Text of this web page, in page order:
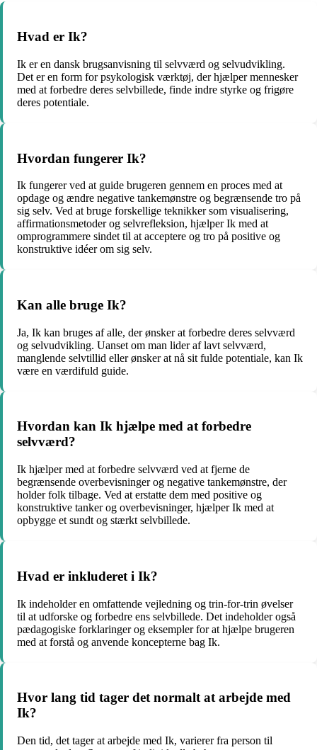
Hvad er Ik?
Ik er en dansk brugsanvisning til selvværd og selvudvikling.
Det er en form for psykologisk værktøj, der hjælper mennesker
med at forbedre deres selvbillede, finde indre styrke og frigøre
deres potentiale.
Hvordan fungerer Ik?
Ik fungerer ved at guide brugeren gennem en proces med at
opdage og ændre negative tankemønstre og begrænsende tro på
sig selv. Ved at bruge forskellige teknikker som visualisering,
affirmationsmetoder og selvrefleksion, hjælper Ik med at
omprogrammere sindet til at acceptere og tro på positive og
konstruktive idéer om sig selv.
Kan alle bruge Ik?
Ja, Ik kan bruges af alle, der ønsker at forbedre deres selvværd
og selvudvikling. Uanset om man lider af lavt selvværd,
manglende selvtillid eller ønsker at nå sit fulde potentiale, kan Ik
være en værdifuld guide.
Hvordan kan Ik hjælpe med at forbedre
selvværd?
Ik hjælper med at forbedre selvværd ved at fjerne de
begrænsende overbevisninger og negative tankemønstre, der
holder folk tilbage. Ved at erstatte dem med positive og
konstruktive tanker og overbevisninger, hjælper Ik med at
opbygge et sundt og stærkt selvbillede.
Hvad er inkluderet i Ik?
Ik indeholder en omfattende vejledning og trin-for-trin øvelser
til at udforske og forbedre ens selvbillede. Det indeholder også
pædagogiske forklaringer og eksempler for at hjælpe brugeren
med at forstå og anvende koncepterne bag Ik.
Hvor lang tid tager det normalt at arbejde med
Ik?
Den tid, det tager at arbejde med Ik, varierer fra person til